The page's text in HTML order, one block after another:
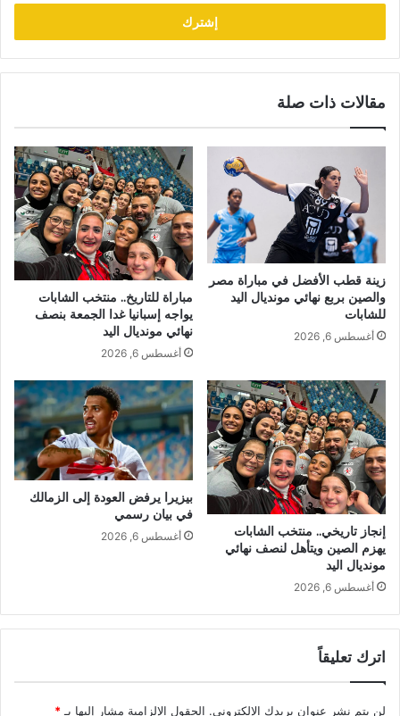
الإلكتروني
مقالات ذات صلة
زينة قطب الأفضل في مباراة مصر
والصين بربع نهائي مونديال اليد
للشابات
أغسطس 6, 2026
مباراة للتاريخ.. منتخب الشابات
يواجه إسبانيا غدا الجمعة بنصف
نهائي مونديال اليد
أغسطس 6, 2026
إنجاز تاريخي.. منتخب الشابات
يهزم الصين ويتأهل لنصف نهائي
مونديال اليد
أغسطس 6, 2026
بيزيرا يرفض العودة إلى الزمالك
في بيان رسمي
أغسطس 6, 2026
اترك تعليقاً
لن يتم نشر عنوان بريدك الإلكتروني. الحقول الإلزامية مشار إليها بـ *